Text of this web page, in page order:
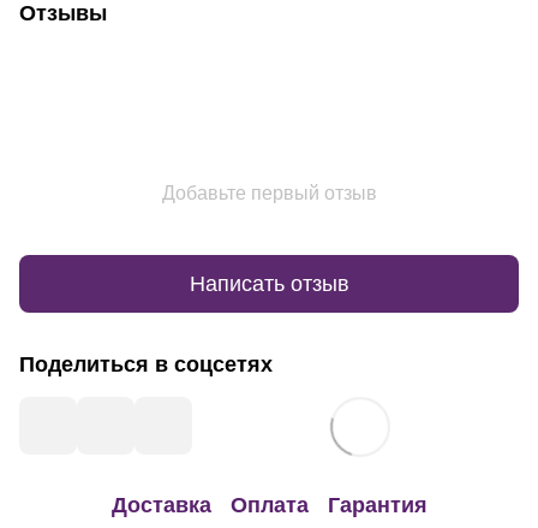
Отзывы
Добавьте первый отзыв
Написать отзыв
Поделиться в соцсетях
Доставка Оплата Гарантия